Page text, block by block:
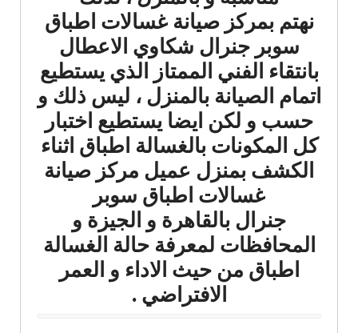
نهتم بمركز صيانة غسالات اطباق
سوبر جنرال شكاوي الاعطال
بانتقاء الفني الممتاز الذي يستطيع
اتمام الصيانة بالمنزل ، ليس ذلك و
حسب و لكن ايضا يستطيع اختبار
كل المكونات بالغسالة اطباق اثناء
الكشف بمنزل عميل مركز صيانة
غسالات اطباق سوبر
جنرال بالقاهرة و الجيزة و
المحافظات لمعرفة حالة الغسالة
اطباق من حيث الاداء و العمر
الافتراضي .